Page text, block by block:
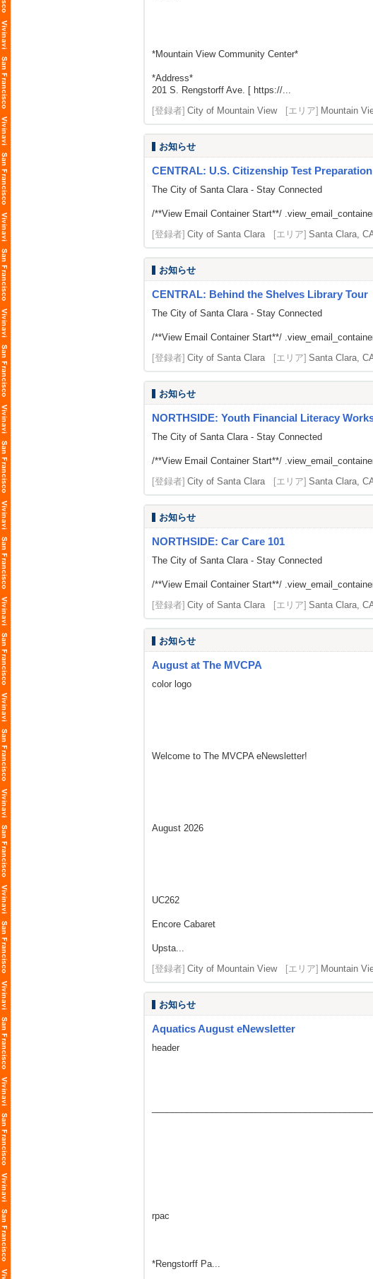
*Mountain View Community Center*
*Address*
201 S. Rengstorff Ave. [ https://...
[登録者] City of Mountain View [エリア] Mountain
お知らせ
CENTRAL: U.S. Citizenship Test
The City of Santa Clara - Stay Connected
/**View Email Container Start**/
[登録者] City of Santa Clara [エリア] Santa Clara,
お知らせ
CENTRAL: Behind the Shelves Library Tour
The City of Santa Clara - Stay Connected
/**View Email Container Start**/
[登録者] City of Santa Clara [エリア] Santa Clara,
お知らせ
NORTHSIDE: Youth Financial Literacy
The City of Santa Clara - Stay Connected
/**View Email Container Start**/
[登録者] City of Santa Clara [エリア] Santa Clara,
お知らせ
NORTHSIDE: Car Care 101
The City of Santa Clara - Stay Connected
/**View Email Container Start**/
[登録者] City of Santa Clara [エリア] Santa Clara,
お知らせ
August at The MVCPA
color logo
Welcome to The MVCPA eNewsletter!
August 2026
UC262
Encore Cabaret
Upsta...
[登録者] City of Mountain View [エリア] Mountain
お知らせ
Aquatics August eNewsletter
header
rpac
*Rengstorff Pa...